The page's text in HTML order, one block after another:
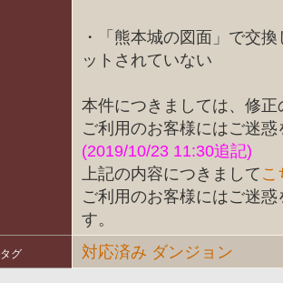
・「熊本城の図面」で交
ットされていない
本件につきましては、修
ご利用のお客様にはご迷
(2019/10/23 11:30追記)
上記の内容につきましてこ
ご利用のお客様にはご迷
す。
タグ 対応済み ダンジョン